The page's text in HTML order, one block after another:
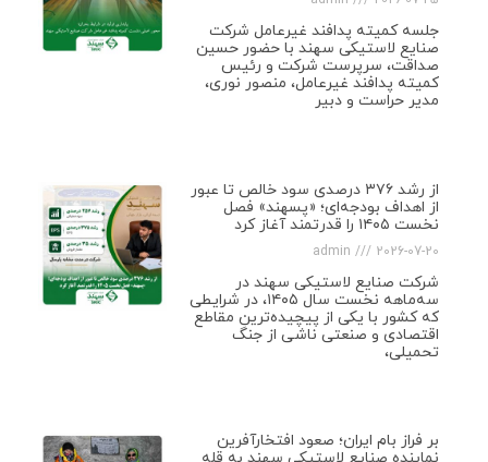
جلسه کمیته پدافند غیرعامل شرکت
صنایع لاستیکی سهند با حضور حسین
صداقت، سرپرست شرکت و رئیس
کمیته پدافند غیرعامل، منصور نوری،
مدیر حراست و دبیر
از رشد ۳۷۶ درصدی سود خالص تا عبور
از اهداف بودجه‌ای؛ «پسهند» فصل
نخست ۱۴۰۵ را قدرتمند آغاز کرد
admin 2026-07-20
شرکت صنایع لاستیکی سهند در
سه‌ماهه نخست سال ۱۴۰۵، در شرایطی
که کشور با یکی از پیچیده‌ترین مقاطع
اقتصادی و صنعتی ناشی از جنگ
تحمیلی،
بر فراز بام ایران؛ صعود افتخارآفرین